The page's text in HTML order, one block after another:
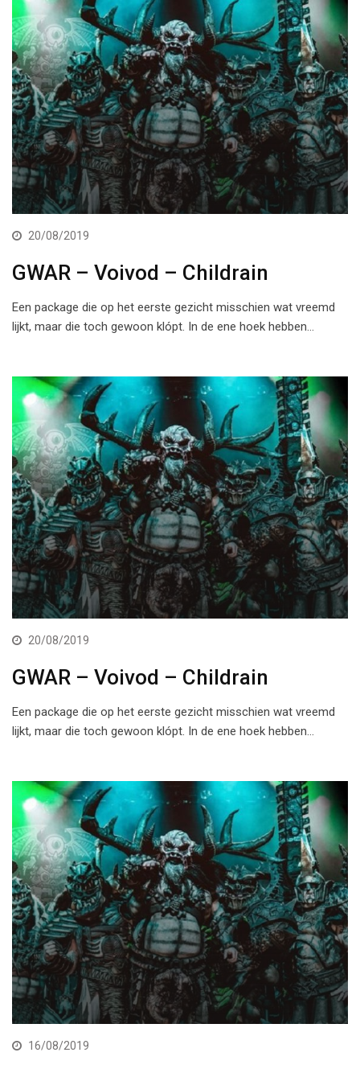
20/08/2019
GWAR – Voivod – Childrain
Een package die op het eerste gezicht misschien wat vreemd
lijkt, maar die toch gewoon klópt. In de ene hoek hebben…
20/08/2019
GWAR – Voivod – Childrain
Een package die op het eerste gezicht misschien wat vreemd
lijkt, maar die toch gewoon klópt. In de ene hoek hebben…
16/08/2019